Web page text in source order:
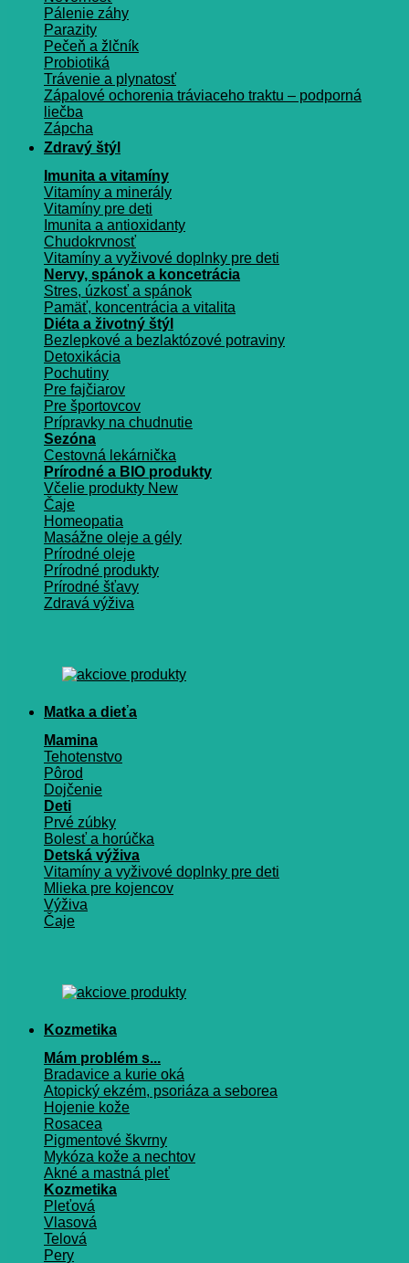
Pálenie záhy
Parazity
Pečeň a žlčník
Probiotiká
Trávenie a plynatosť
Zápalové ochorenia tráviaceho traktu – podporná
liečba
Zápcha
Zdravý štýl
Imunita a vitamíny
Vitamíny a minerály
Vitamíny pre deti
Imunita a antioxidanty
Chudokrvnosť
Vitamíny a vyživové doplnky pre deti
Nervy, spánok a koncetrácia
Stres, úzkosť a spánok
Pamäť, koncentrácia a vitalita
Diéta a životný štýl
Bezlepkové a bezlaktózové potraviny
Detoxikácia
Pochutiny
Pre fajčiarov
Pre športovcov
Prípravky na chudnutie
Sezóna
Cestovná lekárnička
Prírodné a BIO produkty
Včelie produkty
Čaje
Homeopatia
Masážne oleje a gély
Prírodné oleje
Prírodné produkty
Prírodné šťavy
Zdravá výživa
Matka a dieťa
Mamina
Tehotenstvo
Pôrod
Dojčenie
Deti
Prvé zúbky
Bolesť a horúčka
Detská výživa
Vitamíny a vyživové doplnky pre deti
Mlieka pre kojencov
Výživa
Čaje
Kozmetika
Mám problém s...
Bradavice a kurie oká
Atopický ekzém, psoriáza a seborea
Hojenie kože
Rosacea
Pigmentové škvrny
Mykóza kože a nechtov
Akné a mastná pleť
Kozmetika
Pleťová
Vlasová
Telová
Pery